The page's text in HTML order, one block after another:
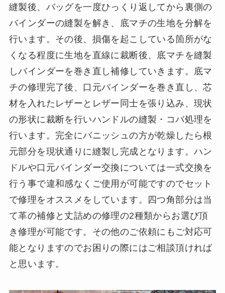
縫製後、バッグを一度ひっくり返してから裏側の
バインダーの縫製を解き、底マチの生地を分解を
行います。その後、損傷を起こしている箇所がな
くなる程度に生地を直線に裁断後、底マチを縫製
しバインダーを巻き直し補修していきます。底マ
チの修理完了後、口元バインダーを巻き直し、芯
材を入れたレザーとレザー同士を張り込み、現状
の形状に裁断を行いハンドルの縫製・コバ処理を
行います。完全にバニッシュの方が乾燥したら根
元部分を現状通りに縫製し完成となります。ハン
ドルや口元バインダー交換については一式交換を
行う事で違和感なくご使用が可能ですのでセット
で修理をオススメをしています。四つ角部分は当
て革の補修と丈詰めの修理の2種類からお選び頂
き修理が可能です。その他のご依頼にもご対応可
能となりますのでお困りの際にはご相談頂ければ
と思います。